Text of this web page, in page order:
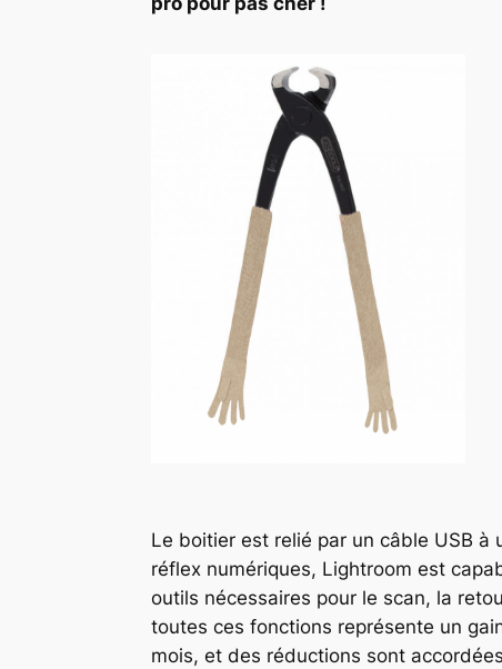
Le boitier est relié par un câble USB
réflex numériques, Lightroom est
outils nécessaires pour le scan, la
toutes ces fonctions représente un
mois, et des réductions sont